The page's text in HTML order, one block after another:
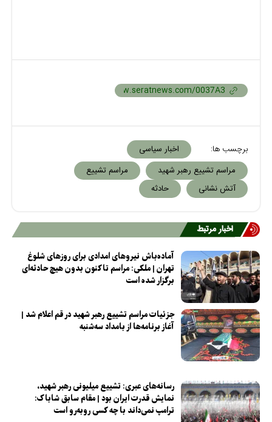
برچسب ها:
اخبار سیاسی
مراسم تشییع رهبر شهید
مراسم تشییع
آتش نشانی
حادثه
اخبار مرتبط
آماده‌باش نیروهای امدادی برای روزهای شلوغ
تهران | ملکی: مراسم تاکنون بدون هیچ حادثه‌ای
برگزار شده است
جزئیات مراسم تشییع رهبر شهید در قم اعلام شد |
آغاز برنامه‌ها از بامداد سه‌شنبه
رسانه‌های عبری: تشییع میلیونی رهبر شهید،
نمایش قدرت ایران بود | مقام سابق شاباک:
ترامپ نمی‌داند با چه کسی روبه‌رو است